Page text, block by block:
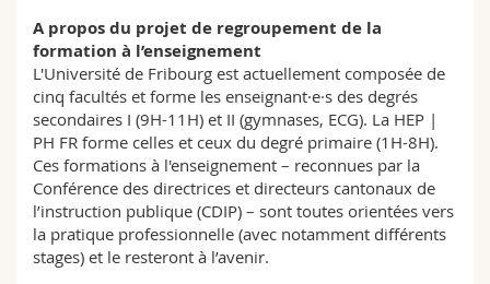
A propos du projet de regroupement de la
formation à l’enseignement
L'Université de Fribourg est actuellement composée de
cinq facultés et forme les enseignant·e·s des degrés
secondaires I (9H-11H) et II (gymnases, ECG). La HEP |
PH FR forme celles et ceux du degré primaire (1H-8H).
Ces formations à l'enseignement – reconnues par la
Conférence des directrices et directeurs cantonaux de
l’instruction publique (CDIP) – sont toutes orientées vers
la pratique professionnelle (avec notamment différents
stages) et le resteront à l’avenir.